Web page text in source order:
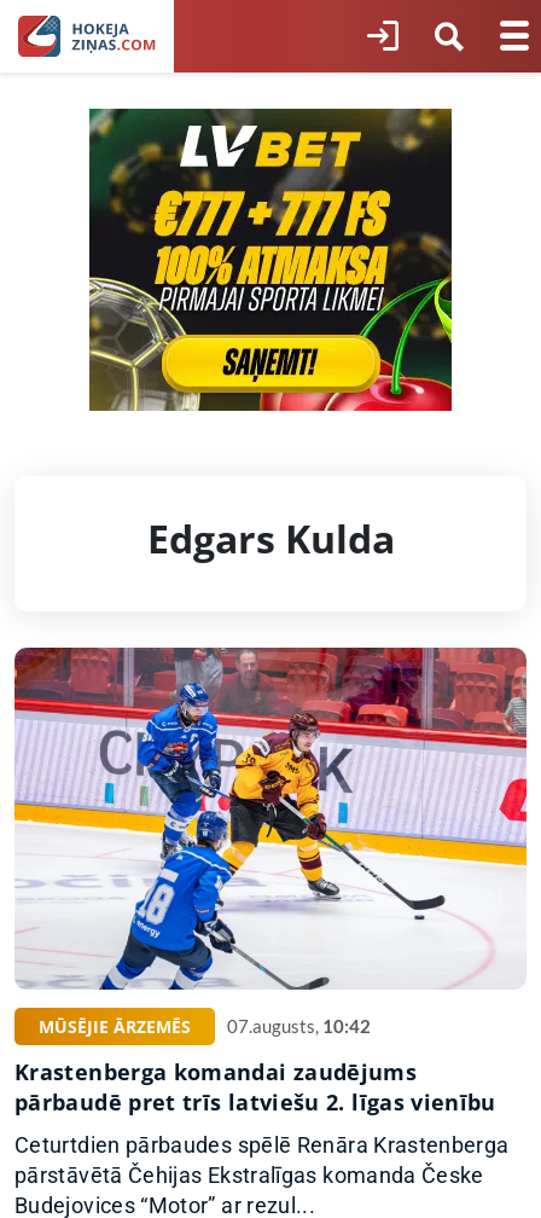
Edgars Kulda
MŪSĒJIE ĀRZEMĒS 07.augusts, 10:42
Krastenberga komandai zaudējums
pārbaudē pret trīs latviešu 2. līgas vienību
Ceturtdien pārbaudes spēlē Renāra Krastenberga
pārstāvētā Čehijas Ekstralīgas komanda Česke
Budejovices “Motor” ar rezul...